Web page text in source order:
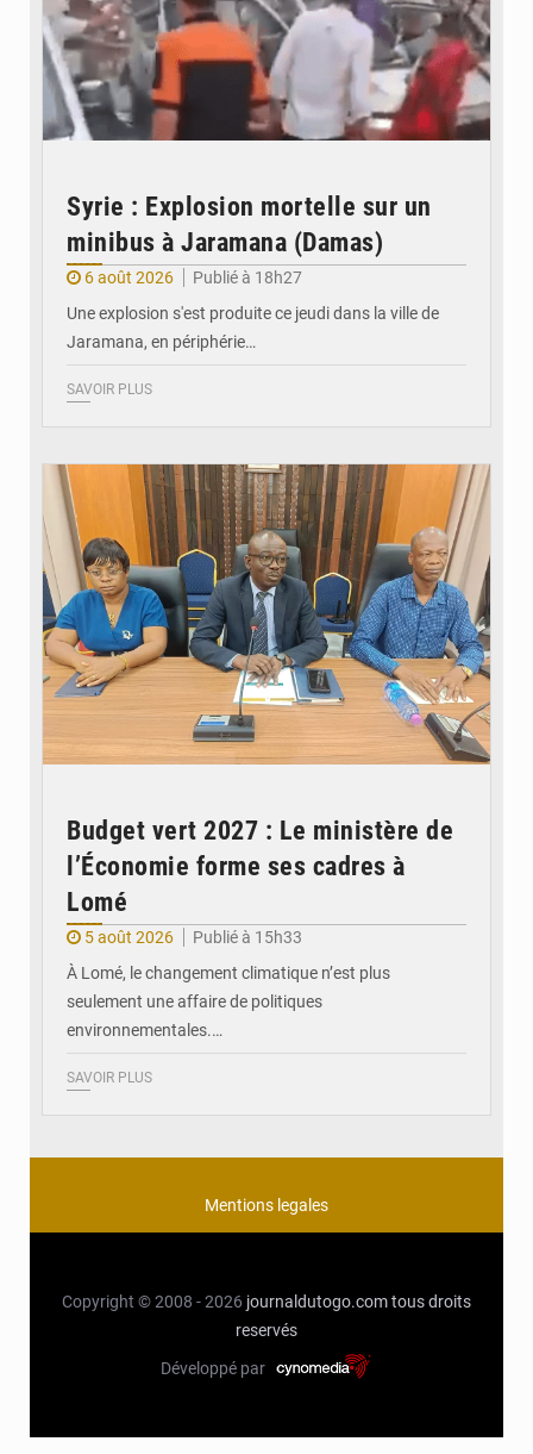
Syrie : Explosion mortelle sur un
minibus à Jaramana (Damas)
6 août 2026
Publié à 18h27
Une explosion s'est produite ce jeudi dans la ville de
Jaramana, en périphérie…
SAVOIR PLUS
Budget vert 2027 : Le ministère de
l’Économie forme ses cadres à
Lomé
5 août 2026
Publié à 15h33
À Lomé, le changement climatique n’est plus
seulement une affaire de politiques
environnementales.…
SAVOIR PLUS
Mentions legales
Copyright © 2008 - 2026 journaldutogo.comtous droits
reservés
Développé par